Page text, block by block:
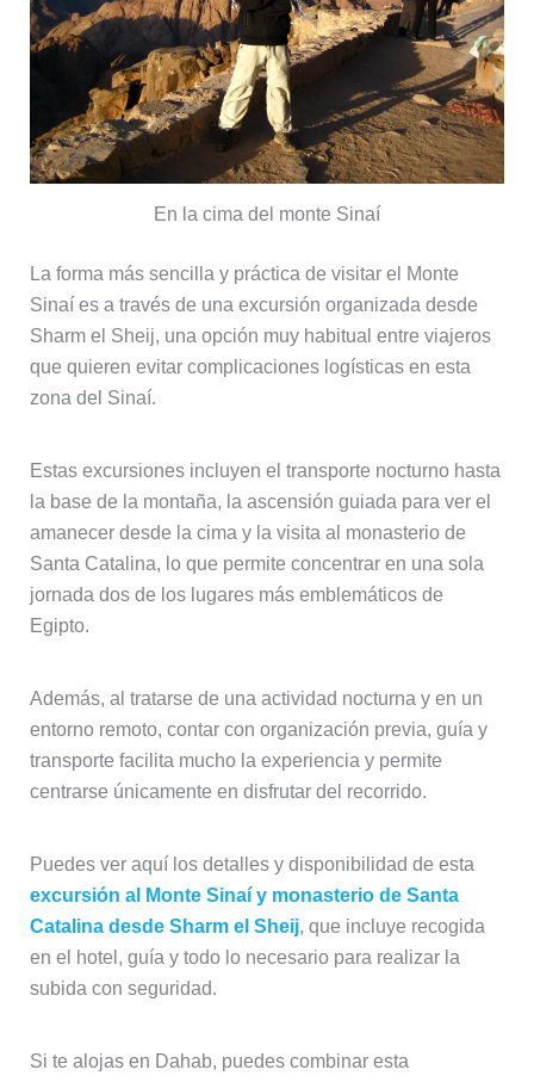
En la cima del monte Sinaí
La forma más sencilla y práctica de visitar el Monte
Sinaí es a través de una excursión organizada desde
Sharm el Sheij, una opción muy habitual entre viajeros
que quieren evitar complicaciones logísticas en esta
zona del Sinaí.
Estas excursiones incluyen el transporte nocturno hasta
la base de la montaña, la ascensión guiada para ver el
amanecer desde la cima y la visita al monasterio de
Santa Catalina, lo que permite concentrar en una sola
jornada dos de los lugares más emblemáticos de
Egipto.
Además, al tratarse de una actividad nocturna y en un
entorno remoto, contar con organización previa, guía y
transporte facilita mucho la experiencia y permite
centrarse únicamente en disfrutar del recorrido.
Puedes ver aquí los detalles y disponibilidad de esta
excursión al Monte Sinaí y monasterio de Santa
Catalina desde Sharm el Sheij, que incluye recogida
en el hotel, guía y todo lo necesario para realizar la
subida con seguridad.
Si te alojas en Dahab, puedes combinar esta